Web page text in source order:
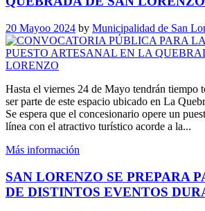
20 Mayoo 2024 by Municipalidad de San
Hasta el viernes 24 de Mayo tendrán tiempo
ser parte de este espacio ubicado en La
Se espera que el concesionario opere un
línea con el atractivo turístico acorde a la...
Más información
SAN LORENZO SE PREPARA
DE DISTINTOS EVENTOS